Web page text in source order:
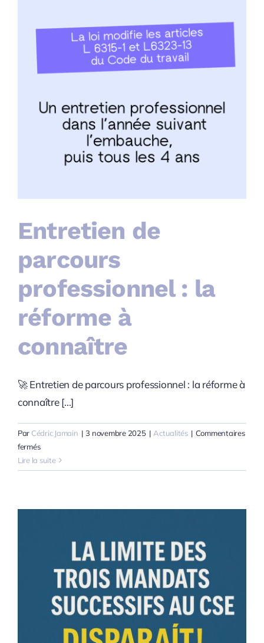
Entretien de
parcours
professionnel : la
réforme à
connaître
🚀 Entretien de parcours professionnel : la réforme à
connaître [...]
Par Cédric Jamain | 3 novembre 2025 | Actualités | Commentaires
ferméssur
Entretien
de
connaître
Lire la suite